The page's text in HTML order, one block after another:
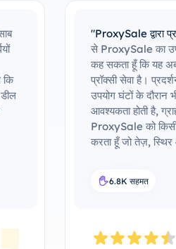
कि
"ProxySale द्वारा
से ProxySale का
कह सकता हूँ कि यह
प्रॉक्सी सेवा है।
उपयोग घंटों के दौरान
आवश्यकता होती है,
ProxySale को
करता हूँ जो तेज़, स्थिर
6.8K सहमत